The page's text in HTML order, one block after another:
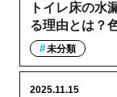
トイレ床の水
る理由とは？
未分類
2025.11.15